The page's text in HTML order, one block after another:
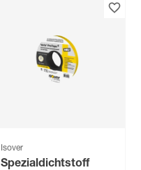
Isover
Spezialdichtstoff